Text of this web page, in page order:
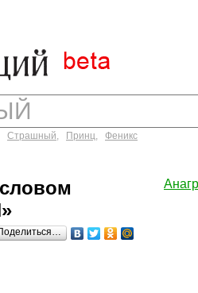
Страшный, Принц, Феникс